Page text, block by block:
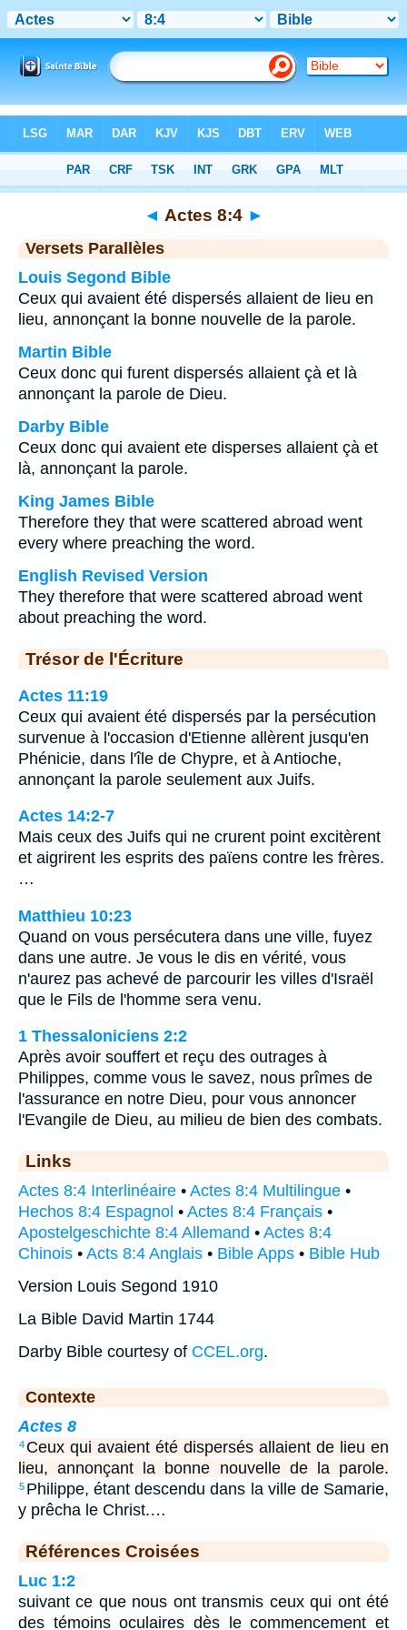
Chapitre 8> Verset 4
◄ Actes 8:4 ►
Versets Parallèles
Louis Segond Bible
Ceux qui avaient été dispersés allaient de lieu en
lieu, annonçant la bonne nouvelle de la parole.
Martin Bible
Ceux donc qui furent dispersés allaient çà et là
annonçant la parole de Dieu.
Darby Bible
Ceux donc qui avaient ete disperses allaient çà et
là, annonçant la parole.
King James Bible
Therefore they that were scattered abroad went
every where preaching the word.
English Revised Version
They therefore that were scattered abroad went
about preaching the word.
Trésor de l'Écriture
Actes 11:19
Ceux qui avaient été dispersés par la persécution
survenue à l'occasion d'Etienne allèrent jusqu'en
Phénicie, dans l'île de Chypre, et à Antioche,
annonçant la parole seulement aux Juifs.
Actes 14:2-7
Mais ceux des Juifs qui ne crurent point excitèrent
et aigrirent les esprits des païens contre les frères.
…
Matthieu 10:23
Quand on vous persécutera dans une ville, fuyez
dans une autre. Je vous le dis en vérité, vous
n'aurez pas achevé de parcourir les villes d'Israël
que le Fils de l'homme sera venu.
1 Thessaloniciens 2:2
Après avoir souffert et reçu des outrages à
Philippes, comme vous le savez, nous prîmes de
l'assurance en notre Dieu, pour vous annoncer
l'Evangile de Dieu, au milieu de bien des combats.
Links
Actes 8:4 Interlinéaire • Actes 8:4 Multilingue •
Hechos 8:4 Espagnol • Actes 8:4 Français •
Apostelgeschichte 8:4 Allemand • Actes 8:4
Chinois • Acts 8:4 Anglais • Bible Apps • Bible Hub
Version Louis Segond 1910
La Bible David Martin 1744
Darby Bible courtesy of CCEL.org.
Contexte
Actes 8
4 Ceux qui avaient été dispersés allaient de lieu en
lieu, annonçant la bonne nouvelle de la parole.
5 Philippe, étant descendu dans la ville de Samarie,
y prêcha le Christ.…
Références Croisées
Luc 1:2
suivant ce que nous ont transmis ceux qui ont été
des témoins oculaires dès le commencement et